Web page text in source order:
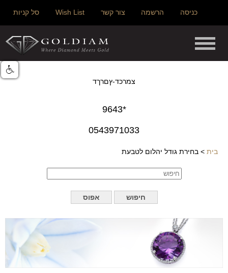
כניסה הרשמה צור קשר Wish List סל קניות
צמרכד-ץםרךד
*9643
0543971033
בית > בחירת גודל יהלום לטבעת